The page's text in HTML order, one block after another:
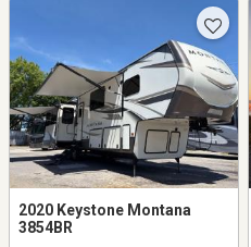
2020 Keystone Montana
3854BR